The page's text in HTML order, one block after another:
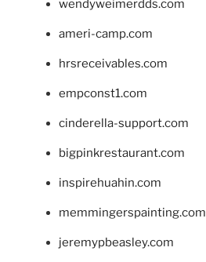
wendyweimerdds.com
ameri-camp.com
hrsreceivables.com
empconst1.com
cinderella-support.com
bigpinkrestaurant.com
inspirehuahin.com
memmingerspainting.com
jeremypbeasley.com